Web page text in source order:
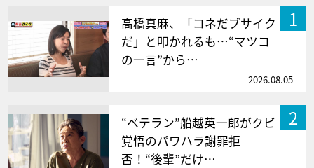
1
高橋真麻、「コネだブサイク
だ」と叩かれるも…“マツコ
の一言”から…
2026.08.05
2
“ベテラン”船越英一郎がクビ
覚悟のパワハラ謝罪拒
否！“後輩”だけ…